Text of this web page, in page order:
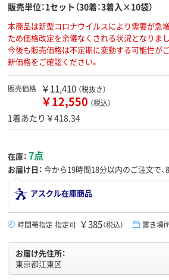
販売単位：1セット（30着：3着入×10袋）
本商品は新型コロナウイルスにより需要が急
ため価格改定を余儀なくされる状況となりまし
今後も販売価格は不定期に変動する可能性が
新価格をご確認ください。
販売価格 ￥11,410 （税抜き）
￥12,550 （税込）
1着あたり￥418.34
在庫： 7点
お届け日： 今から19時間18分以内のご注文で、
アスクル在庫商品
時間帯指定 指定可 ￥385（税込） 置き場
お届け先住所：
東京都江東区